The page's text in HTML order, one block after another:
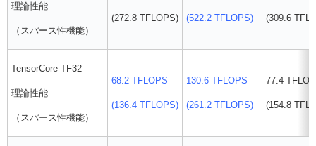
理論性能
（スパース性機能）
(272.8 TFLOPS) (522.2 TFLOPS) (309.6
TensorCore TF32
理論性能
（スパース性機能）
68.2 TFLOPS
(136.4 TFLOPS)
130.6 TFLOPS
(261.2 TFLOPS)
77.4
(154.8